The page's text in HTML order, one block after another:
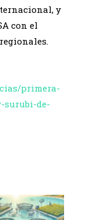
y
con el
primera-
surubi-de-